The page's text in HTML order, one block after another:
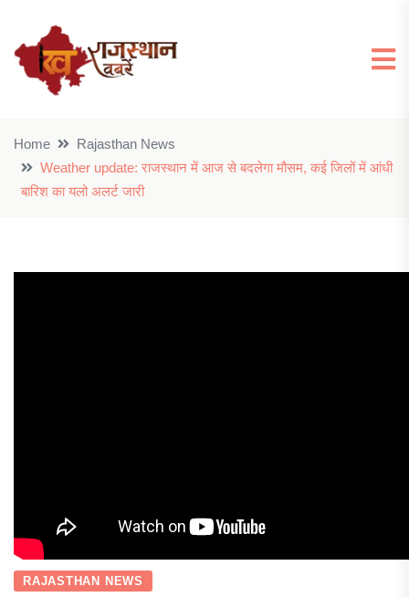
Home
Rajasthan News
Weather update: राजस्थान में आज से बदलेगा मौसम, कई जिलों में आंधी
बारिश का यलो अलर्ट जारी
RAJASTHAN NEWS